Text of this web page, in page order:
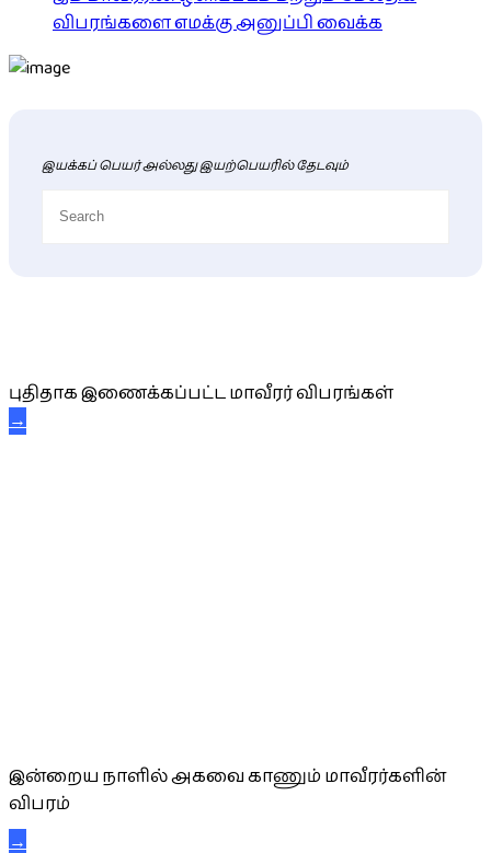
விபரங்களை எமக்கு அனுப்பி வைக்க
இயக்கப் பெயர் அல்லது இயற்பெயரில் தேடவும்
புதிதாக இணைக்கப்பட்ட மாவீரர் விபரங்கள்
→
இன்றைய நாளில் அகவை காணும் மாவீரர்களின்
விபரம்
→